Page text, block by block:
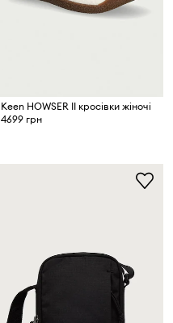
Keen HOWSER II кросівки жіночі
4699 грн